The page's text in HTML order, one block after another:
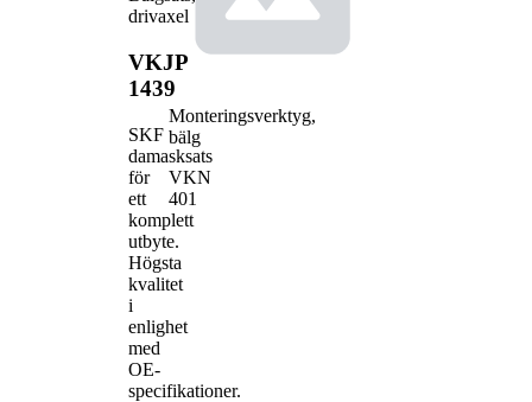
drivaxel
VKJP
1439
SKF
damasksats
för
ett
komplett
utbyte.
Högsta
kvalitet
i
enlighet
med
OE-
specifikationer.
Monteringsverktyg,
bälg
VKN
401